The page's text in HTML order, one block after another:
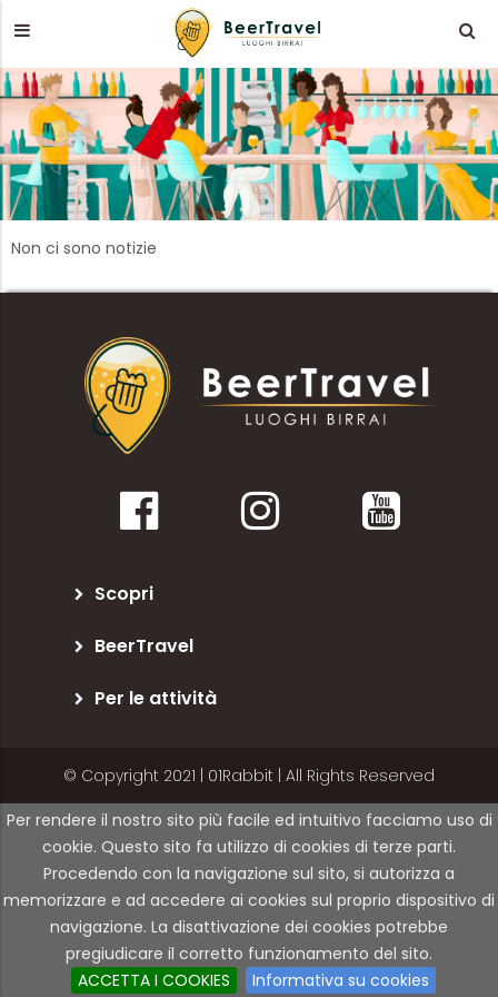
Per rendere il nostro sito più facile ed intuitivo facciamo uso di
cookie. Questo sito fa utilizzo di cookies di terze parti.
Procedendo con la navigazione sul sito, si autorizza a
memorizzare e ad accedere ai cookies sul proprio dispositivo di
navigazione. La disattivazione dei cookies potrebbe
pregiudicare il corretto funzionamento del sito.
ACCETTA I COOKIES
Informativa su cookies
Non ci sono notizie
Scopri
BeerTravel
Per le attività
© Copyright 2021 | 01Rabbit | All Rights Reserved